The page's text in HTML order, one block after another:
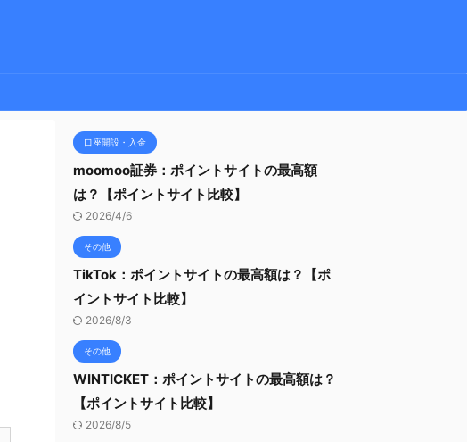
口座開設・入金
moomoo証券：ポイントサイトの最高額
は？【ポイントサイト比較】
2026/4/6
その他
TikTok：ポイントサイトの最高額は？【ポ
イントサイト比較】
2026/8/3
その他
WINTICKET：ポイントサイトの最高額は？
【ポイントサイト比較】
2026/8/5